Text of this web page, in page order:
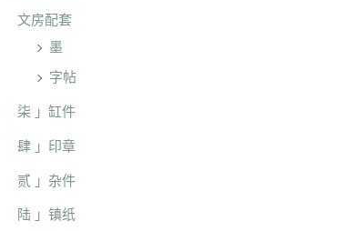
文房配套
墨
字帖
柒 」缸件
肆 」印章
贰 」杂件
陆 」镇纸